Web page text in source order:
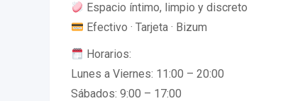
Espacio íntimo, limpio y discreto
Efectivo · Tarjeta · Bizum
Horarios:
Lunes a Viernes: 11:00 – 20:00
Sábados: 9:00 – 17:00